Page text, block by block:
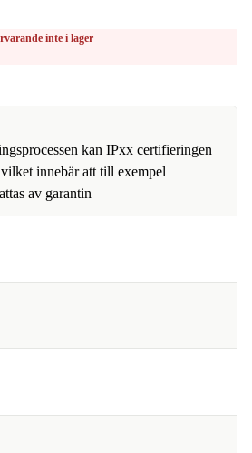
inte i lager
kan IPxx certifieringen
innebär att till exempel
av garantin